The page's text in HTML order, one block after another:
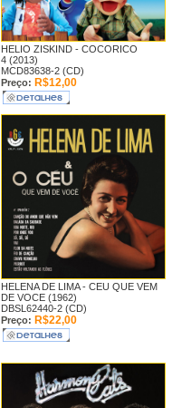
HELIO ZISKIND - COCORICO
4 (2013)
MCD83638-2 (CD)
Preço: R$12,00
HELENA DE LIMA - CEU QUE VEM
DE VOCE (1962)
DBSL62440-2 (CD)
Preço: R$22,00